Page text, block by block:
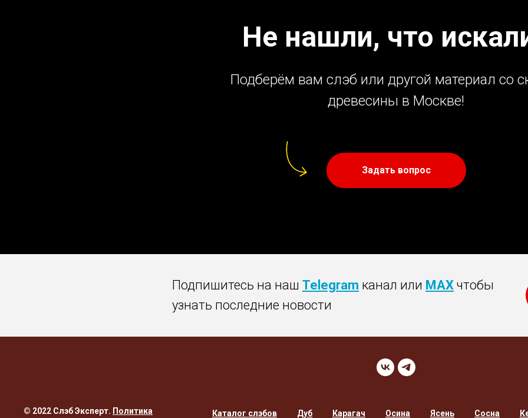
Не нашли, что
Подберём вам слэб или другой материал со
древесины в Москве!
Задать вопрос
Подпишитесь на наш Telegram канал или MAX чтобы
узнать последние новости
© 2022 Слэб Эксперт. Политика
Каталог слэбов Дуб Карагач Осина Ясень Сосна